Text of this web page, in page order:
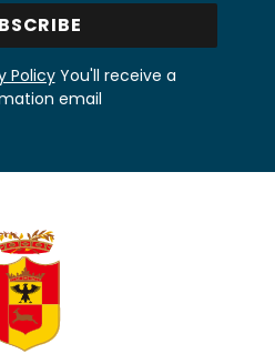
PolicyYou'll receive a
email